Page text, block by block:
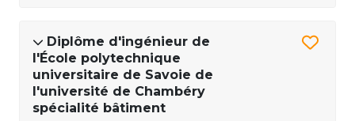
Diplôme d'ingénieur de
l'École polytechnique
universitaire de Savoie de
l'université de Chambéry
spécialité bâtiment